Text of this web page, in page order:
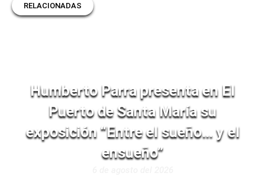
RELACIONADAS
Humberto Parra presenta en El
Puerto de Santa María su
exposición “Entre el sueño… y el
ensueño”